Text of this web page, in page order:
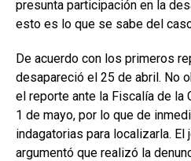
presunta participación en la
esto es lo que se sabe del
De acuerdo con los primeros
desapareció el 25 de abril. No
el reporte ante la Fiscalía de la
1 de mayo, por lo que de
indagatorias para localizarla. El
argumentó que realizó la